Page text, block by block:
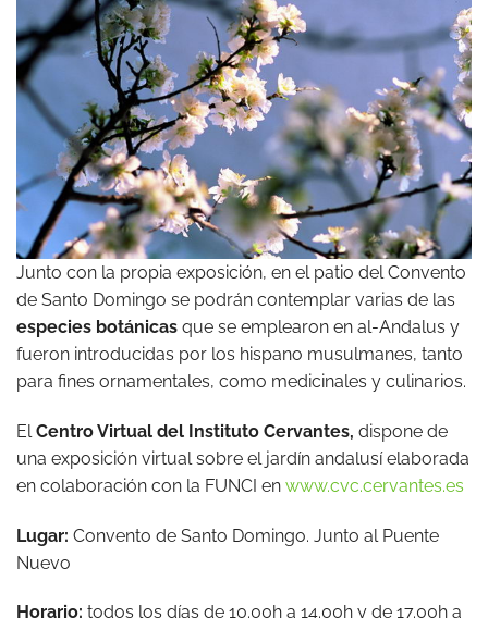
Junto con la propia exposición, en el patio del Convento
de Santo Domingo se podrán contemplar varias de las
especies botánicas que se emplearon en al-Andalus y
fueron introducidas por los hispano musulmanes, tanto
para fines ornamentales, como medicinales y culinarios.
ElCentro Virtual del Instituto Cervantes, dispone de
una exposición virtual sobre el jardín andalusí elaborada
en colaboración con la FUNCI en www.cvc.cervantes.es
Lugar: Convento de Santo Domingo. Junto al Puente
Nuevo
Horario: todos los días de 10.00h a 14.00h y de 17.00h a